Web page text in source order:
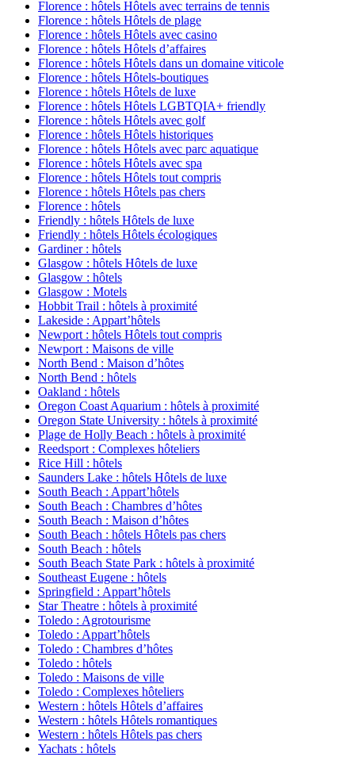
Florence : hôtels Hôtels avec terrains de tennis
Florence : hôtels Hôtels de plage
Florence : hôtels Hôtels avec casino
Florence : hôtels Hôtels d’affaires
Florence : hôtels Hôtels dans un domaine viticole
Florence : hôtels Hôtels-boutiques
Florence : hôtels Hôtels de luxe
Florence : hôtels Hôtels LGBTQIA+ friendly
Florence : hôtels Hôtels avec golf
Florence : hôtels Hôtels historiques
Florence : hôtels Hôtels avec parc aquatique
Florence : hôtels Hôtels avec spa
Florence : hôtels Hôtels tout compris
Florence : hôtels Hôtels pas chers
Florence : hôtels
Friendly : hôtels Hôtels de luxe
Friendly : hôtels Hôtels écologiques
Gardiner : hôtels
Glasgow : hôtels Hôtels de luxe
Glasgow : hôtels
Glasgow : Motels
Hobbit Trail : hôtels à proximité
Lakeside : Appart’hôtels
Newport : hôtels Hôtels tout compris
Newport : Maisons de ville
North Bend : Maison d’hôtes
North Bend : hôtels
Oakland : hôtels
Oregon Coast Aquarium : hôtels à proximité
Oregon State University : hôtels à proximité
Plage de Holly Beach : hôtels à proximité
Reedsport : Complexes hôteliers
Rice Hill : hôtels
Saunders Lake : hôtels Hôtels de luxe
South Beach : Appart’hôtels
South Beach : Chambres d’hôtes
South Beach : Maison d’hôtes
South Beach : hôtels Hôtels pas chers
South Beach : hôtels
South Beach State Park : hôtels à proximité
Southeast Eugene : hôtels
Springfield : Appart’hôtels
Star Theatre : hôtels à proximité
Toledo : Agrotourisme
Toledo : Appart’hôtels
Toledo : Chambres d’hôtes
Toledo : hôtels
Toledo : Maisons de ville
Toledo : Complexes hôteliers
Western : hôtels Hôtels d’affaires
Western : hôtels Hôtels romantiques
Western : hôtels Hôtels pas chers
Yachats : hôtels